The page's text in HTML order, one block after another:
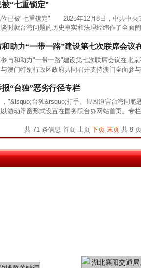
“七重锁定”
被"七重锁定" 2025年12月8日，中共中央
谈时就台湾问题的历史事实和法理经纬作了全
助力“一带一路”建设第七次联席会议
和助力"一带一路"建设第七次联席会议在北
澳门特别行政区政府共同召开支持澳门全面参
“台独”恶劣行径专栏
台独&rsquo;打手、帮凶迫害台湾同胞
动浮窗形式设置在国务院台办网站首页。专
共 71 条信息 首页 上页 下页 末页共 9 页
今